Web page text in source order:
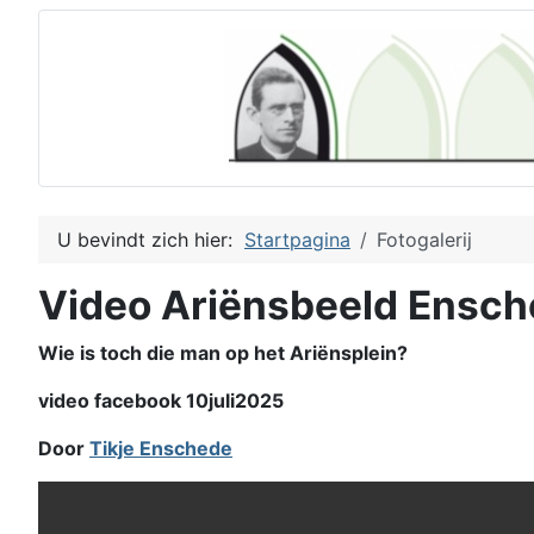
U bevindt zich hier: Startpagina Fotogalerij
Video Ariënsbeeld
Wie is toch die man op het Ariënsplein?
video facebook 10juli2025
Door Tikje Enschede